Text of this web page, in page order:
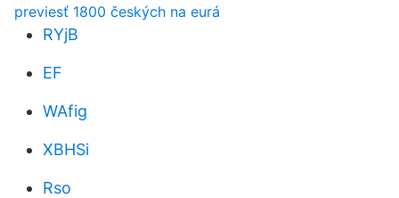
previesť 1800 českých na eurá
RYjB
EF
WAfig
XBHSi
Rso